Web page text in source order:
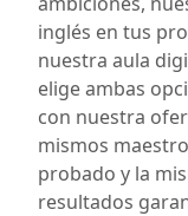
inglés en tus
nuestra aula
elige ambas
con nuestra
mismos
probado y la
resultados